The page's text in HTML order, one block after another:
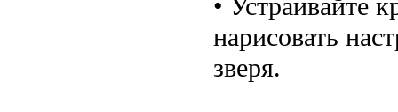
• Устраивайте
нарисовать
зверя.